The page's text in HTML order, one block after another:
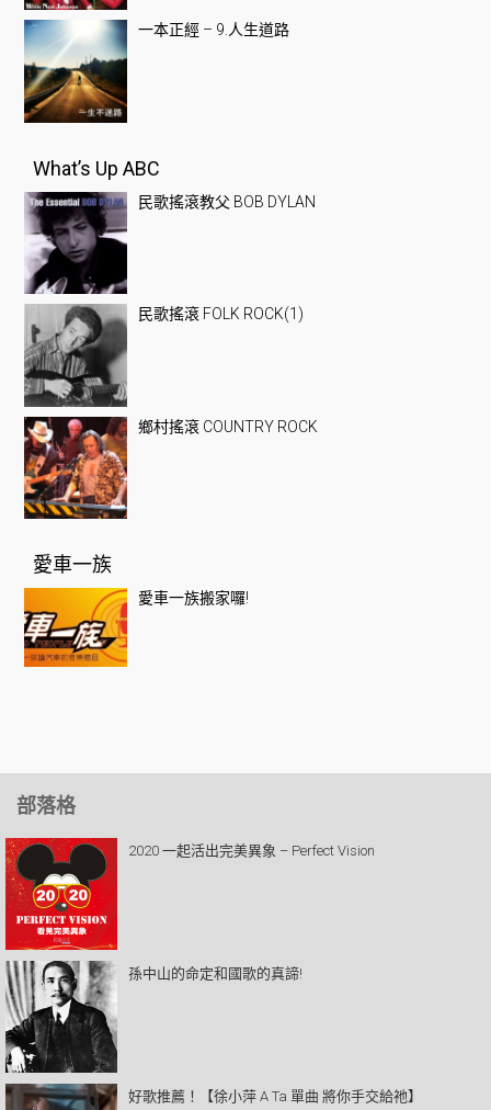
一本正經 – 9.人生道路
What’s Up ABC
民歌搖滾教父 BOB DYLAN
民歌搖滾 FOLK ROCK(1)
鄉村搖滾 COUNTRY ROCK
愛車一族
愛車一族搬家囉!
部落格
2020 一起活出完美異象 – Perfect Vision
孫中山的命定和國歌的真諦!
好歌推薦！【徐小萍 A Ta 單曲 將你手交給祂】